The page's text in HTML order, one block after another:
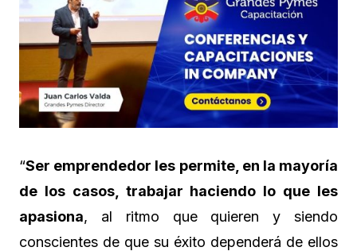
“Ser emprendedor les permite, en la mayoría
de los casos, trabajar haciendo lo que les
apasiona, al ritmo que quieren y siendo
conscientes de que su éxito dependerá de ellos